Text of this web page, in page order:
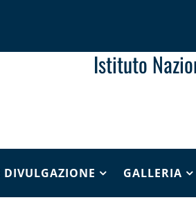
Istituto
DIVULGAZIONE GALLERIA